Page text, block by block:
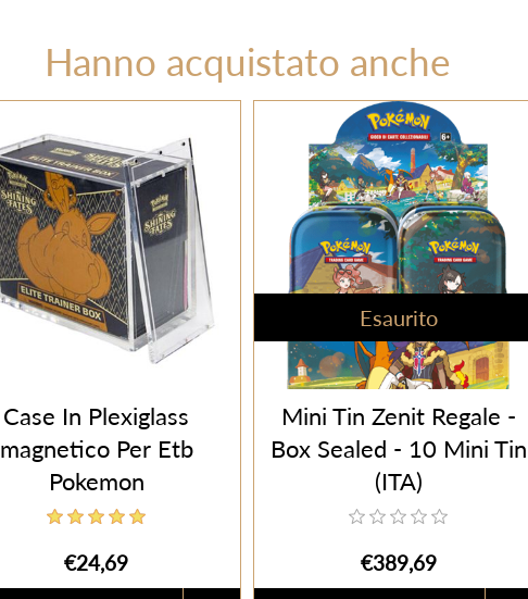
Hanno acquistato anche
Case In Plexiglass
magnetico Per Etb
Pokemon
€24,69
Esaurito
Mini Tin Zenit Regale -
Box Sealed - 10 Mini Tin
(ITA)
€389,69